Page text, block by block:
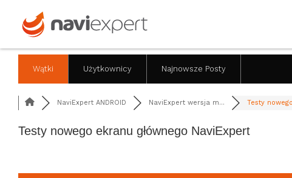
Wątki Użytkownicy Najnowsze Posty
NaviExpert ANDROID NaviExpert wersja m... Testy
Testy nowego ekranu głównego NaviExpert